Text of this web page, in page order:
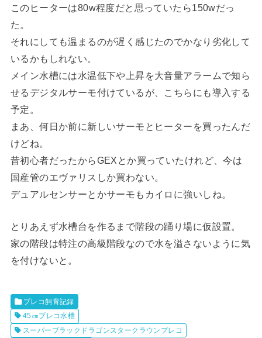
このヒーターは80w程度だと思っていたら150wだっ
た。
それにしても温まるのが遅く感じたのでかなり劣化して
いるかもしれない。
メイン水槽には水温低下や上昇を大音量アラームで知ら
せるデジタルサーモ付けているが、こちらにも導入する
予定。
まあ、何日か前に新しいサーモとヒーターを買ったんだ
けどね。
昔初心者だったからGEXとか買っていたけれど、今は
国産管のエヴァリスしか買わない。
デュアルセンサーとかサーモもカイロに強いしね。
とりあえず水槽台を作るまで階段の踊り場に仮設置。
家の階段は特注の高級階段なので水を溢さないように気
を付けないと。
プレコ飼育記録
45㎝プレコ水槽
スーパーブラックドラゴンスタークラウンプレコ